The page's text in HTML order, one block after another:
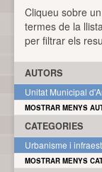
Cliqueu sobre
termes de la
per filtrar els
AUTORS
Unitat Municipal
MOSTRAR MENYS
CATEGORIES
Urbanisme i
MOSTRAR MENYS